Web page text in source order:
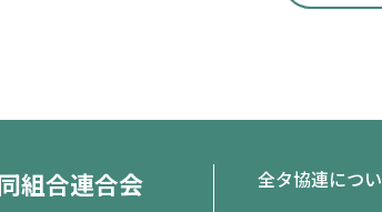
組合連合会 全タ協連につ